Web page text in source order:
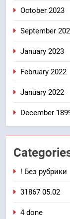
October 2023
September
January 2023
February 2022
January 2022
December
! Без рубрики
31867 05.02
4 done